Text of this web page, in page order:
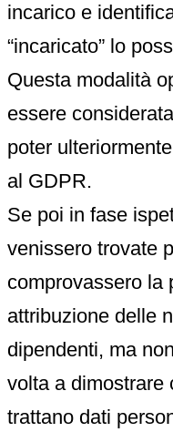
incarico e
“incaricato” lo
Questa modalità
essere
poter
al GDPR.
Se poi in fase
venissero trovate
comprovassero la
attribuzione delle
dipendenti, ma
volta a dimostrare
trattano dati